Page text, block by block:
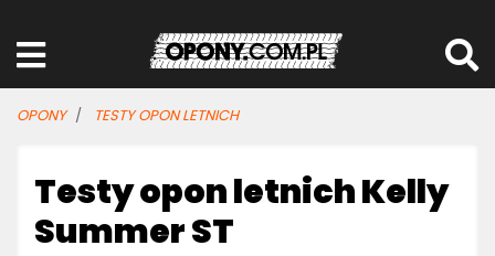
OPONY TESTY OPON LETNICH
Testy opon letnich Kelly
Summer ST